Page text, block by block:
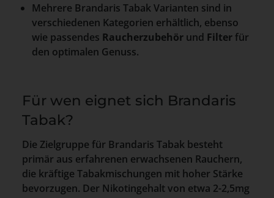
Mehrere Brandaris Tabak Varianten sind in
verschiedenen Kategorien erhältlich, ebenso
wie passendes Raucherzubehör und Filter für
den optimalen Genuss.
Für wen eignet sich Brandaris
Tabak?
Die Zielgruppe für Brandaris Tabak besteht
primär aus erfahrenen erwachsenen Rauchern,
die kräftige Tabakmischungen mit hoher Stärke
bevorzugen. Der Nikotingehalt von etwa 2-2,5mg